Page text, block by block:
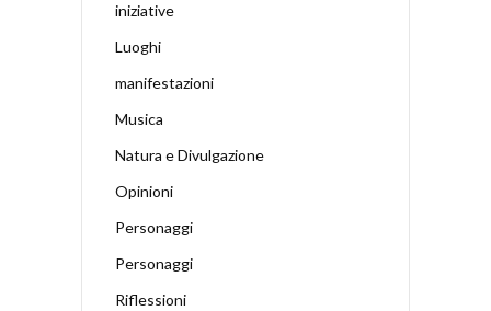
iniziative
Luoghi
manifestazioni
Musica
Natura e Divulgazione
Opinioni
Personaggi
Personaggi
Riflessioni